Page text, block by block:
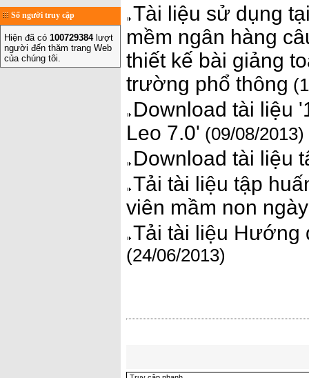
Số người truy cập
Hiện đã có 100729384 lượt
người đến thăm trang Web
của chúng tôi.
Tài liệu sử dụng
mềm ngân hàng
thiết kế bài giảng
trường phổ thông
Download tài liệu
Leo 7.0' (09/08/2013)
Download tài liệu
Tải tài liệu tập
viên mầm non
Tải tài liệu Hướng
(24/06/2013)